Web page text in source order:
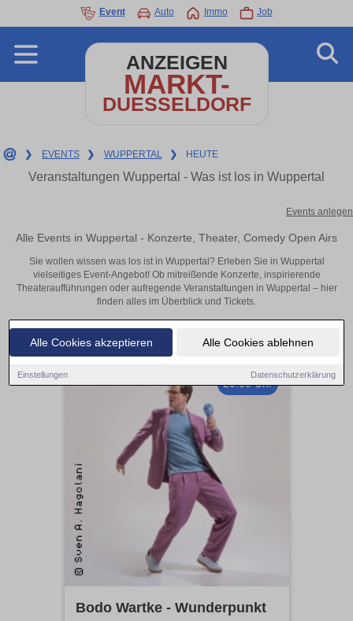
Alle Cookies akzeptieren Alle Cookies ablehnen
Einstellungen Datenschutzerklärung
Event Auto Immo Job
ANZEIGEN
MARKT-
DUESSELDORF
❯ EVENTS ❯ WUPPERTAL ❯ HEUTE
Veranstaltungen Wuppertal - Was ist los in Wuppertal
Events anlegen
Alle Events in Wuppertal - Konzerte, Theater, Comedy Open Airs
Sie wollen wissen was los ist in Wuppertal? Erleben Sie in Wuppertal
vielseitiges Event-Angebot! Ob mitreißende Konzerte, inspirierende
Theateraufführungen oder aufregende Veranstaltungen in Wuppertal – hier
finden alles im Überblick und Tickets.
20:00 Uhr
Bodo Wartke - Wunderpunkt